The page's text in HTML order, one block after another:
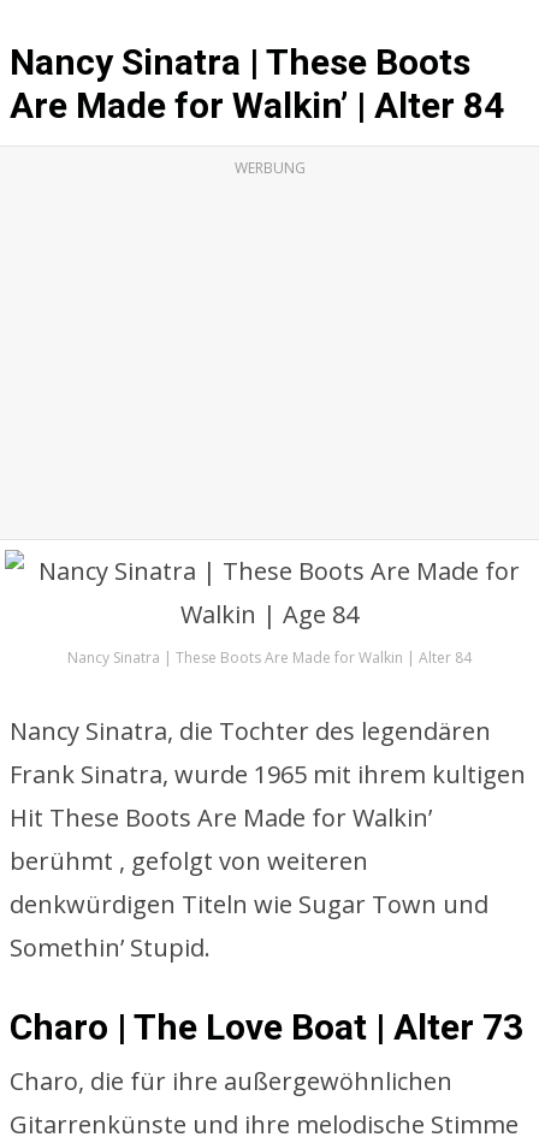
Nancy Sinatra | These Boots
Are Made for Walkin’ | Alter 84
WERBUNG
Nancy Sinatra | These Boots Are Made for Walkin | Alter 84
Nancy Sinatra, die Tochter des legendären
Frank Sinatra, wurde 1965 mit ihrem kultigen
Hit These Boots Are Made for Walkin’
berühmt , gefolgt von weiteren
denkwürdigen Titeln wie Sugar Town und
Somethin’ Stupid.
Charo | The Love Boat | Alter 73
Charo, die für ihre außergewöhnlichen
Gitarrenkünste und ihre melodische Stimme